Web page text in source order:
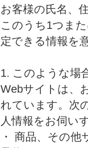
お客様の氏名、
このうち1つま
定できる情報を
1. このような場
Webサイトは、
れています。次
人情報をお伺い
・ 商品、その